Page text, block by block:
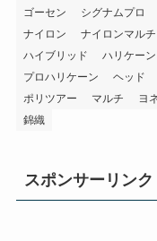
ゴーセン
シグナムプロ
ナイロン
ナイロンマルチ
ハイブリッド
ハリケーン
プロハリケーン
ヘッド
ポリツアー
マルチ ヨ
錦織
スポンサーリンク